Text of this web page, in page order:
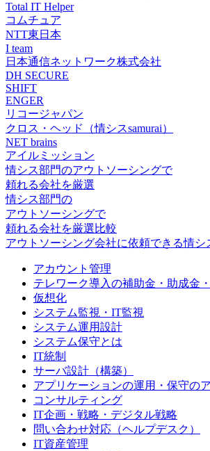
Total IT Helper
コムチュア
NTT東日本
I team
日本通信ネットワーク株式会社
DH SECURE
SHIFT
ENGER
リコージャパン
クロス・ヘッド（情シスsamurai）
NET brains
アイルミッション
情シス部門のアウトソーシングで
頼れる会社を厳選
情シス部門の
アウトソーシングで
頼れる会社を厳選比較
アウトソーシング会社に依頼できる情シ
アカウント管理
テレワーク導入の補助金・助成金
仮想化
システム監視・IT監視
システム運用設計
システム保守とは
IT統制
サーバ設計（構築）
アプリケーションの運用・保守の
コンサルティング
IT企画・戦略・デジタル戦略
問い合わせ対応（ヘルプデスク）
IT資産管理